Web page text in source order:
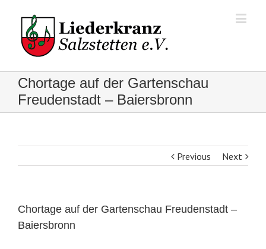
Chortage auf der Gartenschau
Freudenstadt – Baiersbronn
Previous Next
Chortage auf der Gartenschau Freudenstadt –
Baiersbronn